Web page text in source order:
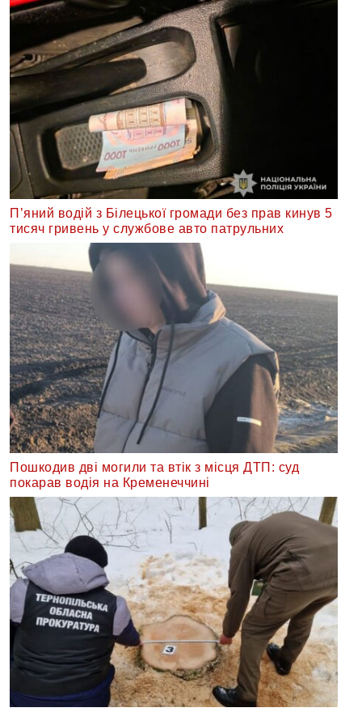
П’яний водій з Білецької громади без прав кинув 5
тисяч гривень у службове авто патрульних
Пошкодив дві могили та втік з місця ДТП: суд
покарав водія на Кременеччині